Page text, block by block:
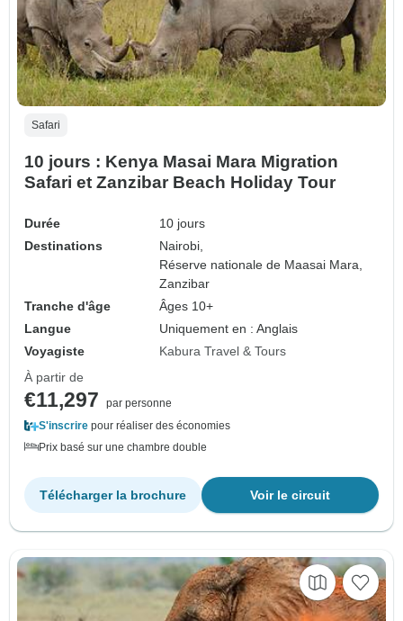
Safari
10 jours : Kenya Masai Mara Migration
Safari et Zanzibar Beach Holiday Tour
Durée
10 jours
Destinations
Nairobi,
Réserve nationale de Maasai Mara,
Zanzibar
Tranche d'âge
Âges 10+
Langue
Uniquement en : Anglais
Voyagiste
Kabura Travel & Tours
À partir de
€11,297
par personne
S'inscrire pour réaliser des économies
Prix basé sur une chambre double
Voir le circuit
Télécharger la brochure